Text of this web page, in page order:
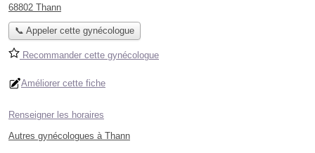
68802 Thann
📞 Appeler cette gynécologue
Recommander cette gynécologue
Améliorer cette fiche
Renseigner les horaires
Autres gynécologues à Thann